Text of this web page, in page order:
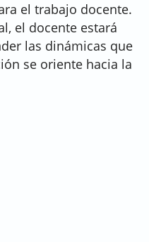
el trabajo docente.
el docente estará
las dinámicas que
se oriente hacia la